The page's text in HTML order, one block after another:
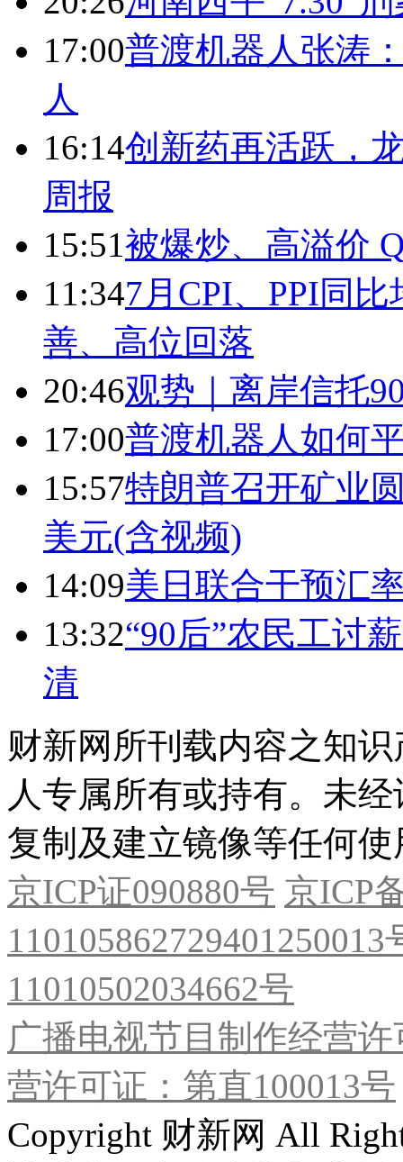
17:00普渡机器人张涛
人
16:14创新药再活跃，
周报
15:51被爆炒、高溢价
11:347月CPI、PPI同
善、高位回落
20:46观势｜离岸信托
17:00普渡机器人如何
15:57特朗普召开矿业
美元(含视频)
14:09美日联合干预汇
13:32“90后”农民工讨
清
财新网所刊载内容之知
人专属所有或持有。未
复制及建立镜像等任何使
京ICP证090880号 京ICP
11010502034662号
广播电视节目制作经营
营许可证：第直100013号
Copyright 财新网 All